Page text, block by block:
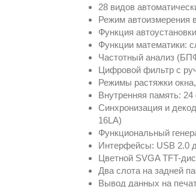
28 видов
Режим автоизмерения
Функция
Функции математики:
Частотный анализ
Цифровой фильтр с
Режимы растяжки
Внутренняя память:
Синхронизация и
16LA)
Функциональный
Интерфейсы: USB 2.0
Цветной SVGA TFT-
Два слота на задней
Вывод данных на